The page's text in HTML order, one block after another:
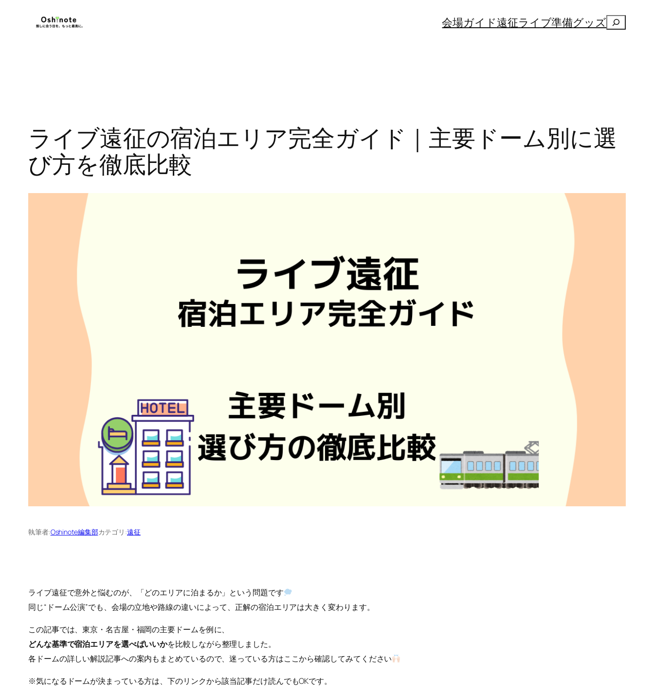
会場ガイド遠征ライブ準備グッズ 検
ライブ遠征の宿泊エリア完全ガイド｜主要ドーム別に選
び方を徹底比較
執筆者:Oshinote編集部カテゴリ:遠征
ライブ遠征で意外と悩むのが、「どのエリアに泊まるか」という問題です
同じ“ドーム公演”でも、会場の立地や路線の違いによって、正解の宿泊エリアは大きく変わります。
この記事では、東京・名古屋・福岡の主要ドームを例に、
どんな基準で宿泊エリアを選べばいいかを比較しながら整理しました。
各ドームの詳しい解説記事への案内もまとめているので、迷っている方はここから確認してみてください
※気になるドームが決まっている方は、下のリンクから該当記事だけ読んでもOKです。